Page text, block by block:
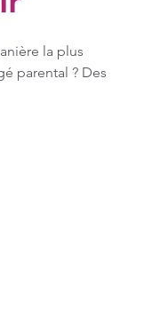
la plus
parental ? Des